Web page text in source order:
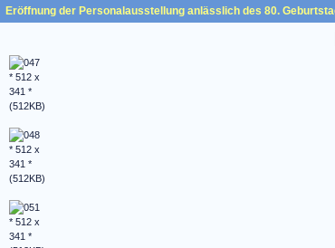
Eröffnung der Personalausstellung anlässlich des 80.